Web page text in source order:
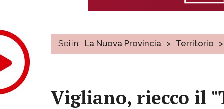
Sei in: La Nuova Provincia > Territorio >
Vigliano, riecco il